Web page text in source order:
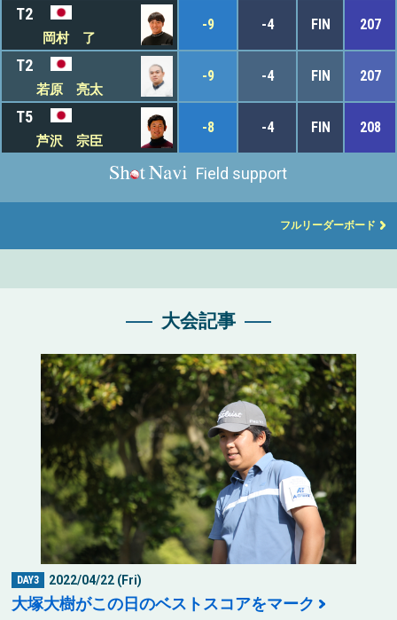
T2
岡村 了
-9 -4 FIN 207
T2
若原 亮太
-9 -4 FIN 207
T5
芦沢 宗臣
-8 -4 FIN 208
Field support
フルリーダーボード
大会記事
DAY3 2022/04/22 (Fri)
大塚大樹がこの日のベストスコアをマーク